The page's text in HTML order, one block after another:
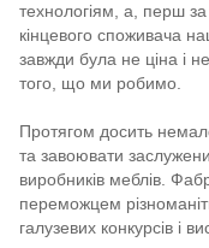
технологіям, а, перш
кінцевого споживача
завжди була не ціна і не
того, що ми робимо.
Протягом досить
та завоювати
виробників меблів.
переможцем
галузевих конкурсів і